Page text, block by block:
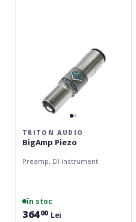
TRITON AUDIO
BigAmp Piezo
Preamp, DI instrument
în stoc
36400 Lei